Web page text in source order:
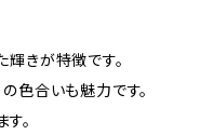
輝きが特徴です。
色合いも魅力です。
。